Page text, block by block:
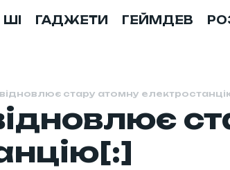
ШІ ГАДЖЕТИ ГЕЙМДЕВ
стару атомну